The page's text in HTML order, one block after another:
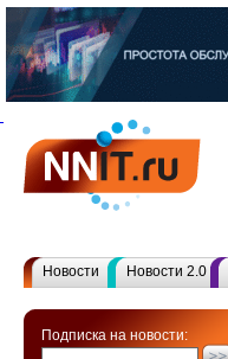
Новости Новости 2.0
Подписка на новости: